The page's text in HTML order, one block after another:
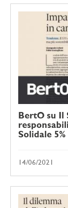
BertO su Il
Solidale 5%
14/06/2021